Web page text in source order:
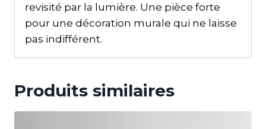
revisité par la lumière. Une pièce forte
pour une décoration murale qui ne laisse
pas indifférent.
Produits similaires